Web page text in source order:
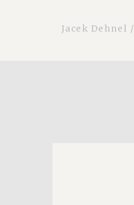
Jacek Dehnel /